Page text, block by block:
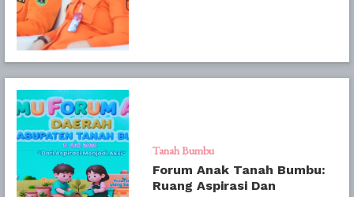
Tanah Bumbu
Forum Anak Tanah Bumbu:
Ruang Aspirasi Dan